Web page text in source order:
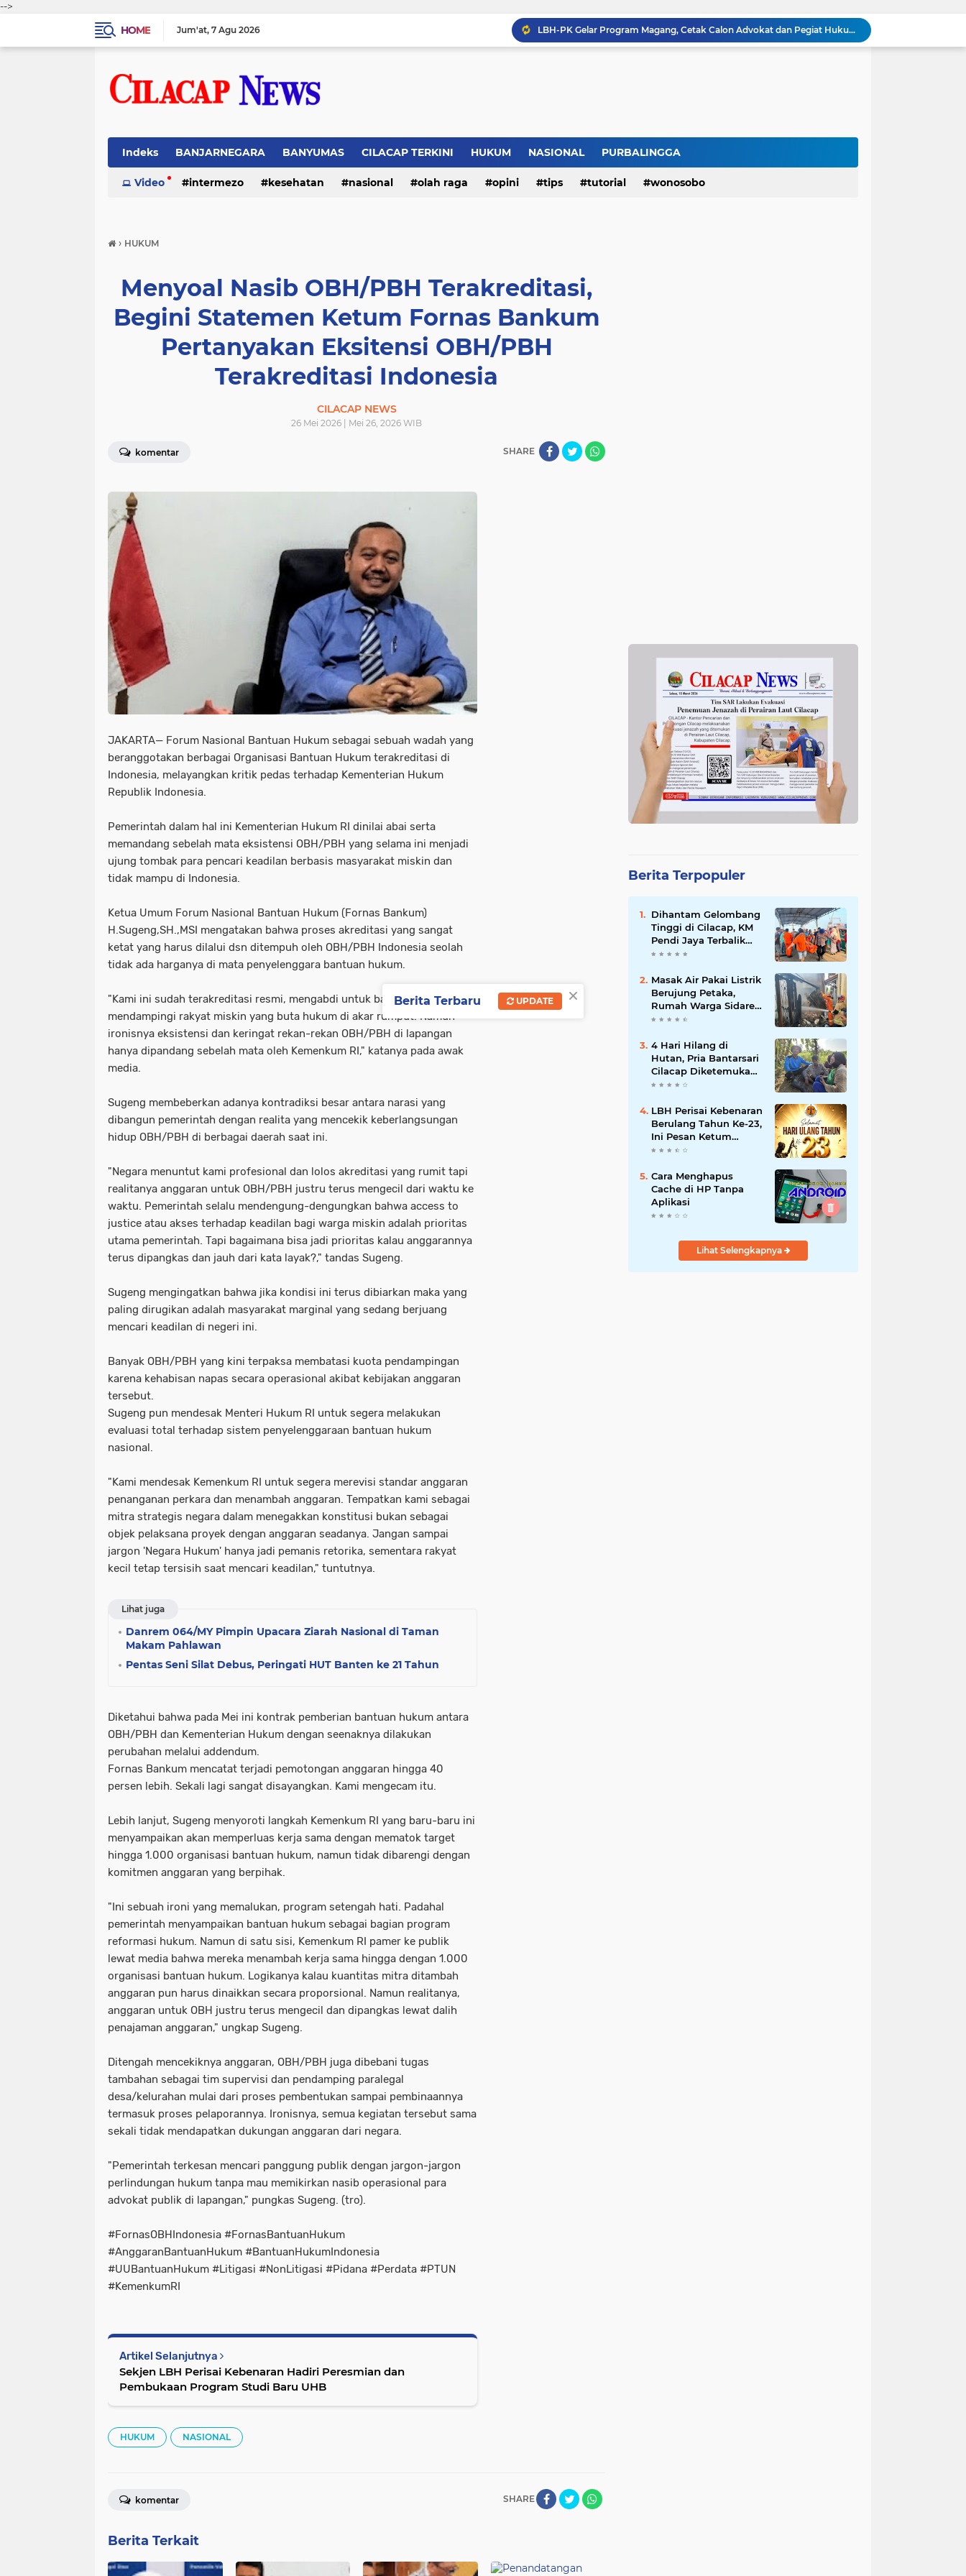
-->
HOME
Jum'at 7 Agu 2026
LBH Perisai Kebenaran Terima Mahasiswa Magang Konvensional
Hartomo,SH.,MH Paparkan Materi Prosedur dan Alur Pelaporan Pidana dan Perdata
LBH Perisai Kebenaran Kirim 7 Advokat Senior Dalam Diklat Paralegal Posbankumdeskel Angkatan IX
Indeks BANJARNEGARA BANYUMAS CILACAP TERKINI HUKUM NASIONAL PURBALINGGA
Video intermezo kesehatan nasional olah raga opini tips tutorial wonosobo
› HUKUM
Menyoal Nasib OBH/PBH Terakreditasi,
Begini Statemen Ketum Fornas Bankum
Pertanyakan Eksitensi OBH/PBH
Terakreditasi Indonesia
CILACAP NEWS
26 Mei 2026 | Mei 26, 2026 WIB
komentar SHARE
JAKARTA— Forum Nasional Bantuan Hukum sebagai sebuah wadah yang
beranggotakan berbagai Organisasi Bantuan Hukum terakreditasi di
Indonesia, melayangkan kritik pedas terhadap Kementerian Hukum
Republik Indonesia.
Pemerintah dalam hal ini Kementerian Hukum RI dinilai abai serta
memandang sebelah mata eksistensi OBH/PBH yang selama ini menjadi
ujung tombak para pencari keadilan berbasis masyarakat miskin dan
tidak mampu di Indonesia.
Ketua Umum Forum Nasional Bantuan Hukum (Fornas Bankum)
H.Sugeng,SH.,MSI mengatakan bahwa proses akreditasi yang sangat
ketat yang harus dilalui dsn ditempuh oleh OBH/PBH Indonesia seolah
tidak ada harganya di mata penyelenggara bantuan hukum.
"Kami ini sudah terakreditasi resmi, mengabdi untuk bangsa, negara, dan
mendampingi rakyat miskin yang buta hukum di akar rumput. Namun
ironisnya eksistensi dan keringat rekan-rekan OBH/PBH di lapangan
hanya dipandang sebelah mata oleh Kemenkum RI," katanya pada awak
media.
Sugeng membeberkan adanya kontradiksi besar antara narasi yang
dibangun pemerintah dengan realita yang mencekik keberlangsungan
hidup OBH/PBH di berbagai daerah saat ini.
​"Negara menuntut kami profesional dan lolos akreditasi yang rumit tapi
realitanya anggaran untuk OBH/PBH justru terus mengecil dari waktu ke
waktu. Pemerintah selalu mendengung-dengungkan bahwa access to
justice atau akses terhadap keadilan bagi warga miskin adalah prioritas
utama pemerintah. Tapi bagaimana bisa jadi prioritas kalau anggarannya
terus dipangkas dan jauh dari kata layak?," tandas Sugeng.
Sugeng mengingatkan bahwa jika kondisi ini terus dibiarkan maka yang
paling dirugikan adalah masyarakat marginal yang sedang berjuang
mencari keadilan di negeri ini.
Banyak OBH/PBH yang kini terpaksa membatasi kuota pendampingan
karena kehabisan napas secara operasional akibat kebijakan anggaran
tersebut.
Sugeng pun mendesak Menteri Hukum RI untuk segera melakukan
evaluasi total terhadap sistem penyelenggaraan bantuan hukum
nasional.
​"Kami mendesak Kemenkum RI untuk segera merevisi standar anggaran
penanganan perkara dan menambah anggaran. Tempatkan kami sebagai
mitra strategis negara dalam menegakkan konstitusi bukan sebagai
objek pelaksana proyek dengan anggaran seadanya. Jangan sampai
jargon 'Negara Hukum' hanya jadi pemanis retorika, sementara rakyat
kecil tetap tersisih saat mencari keadilan," tuntutnya.
Lihat juga
Danrem 064/MY Pimpin Upacara Ziarah Nasional di Taman
Makam Pahlawan
Pentas Seni Silat Debus, Peringati HUT Banten ke 21 Tahun
Diketahui bahwa pada Mei ini kontrak pemberian bantuan hukum antara
OBH/PBH dan Kementerian Hukum dengan seenaknya dilakukan
perubahan melalui addendum.
Fornas Bankum mencatat terjadi pemotongan anggaran hingga 40
persen lebih. Sekali lagi sangat disayangkan. Kami mengecam itu.
Lebih lanjut, Sugeng menyoroti langkah Kemenkum RI yang baru-baru ini
menyampaikan akan memperluas kerja sama dengan mematok target
hingga 1.000 organisasi bantuan hukum, namun tidak dibarengi dengan
komitmen anggaran yang berpihak.
​"Ini sebuah ironi yang memalukan, program setengah hati. Padahal
pemerintah menyampaikan bantuan hukum sebagai bagian program
reformasi hukum. Namun di satu sisi, Kemenkum RI pamer ke publik
lewat media bahwa mereka menambah kerja sama hingga dengan 1.000
organisasi bantuan hukum. Logikanya kalau kuantitas mitra ditambah
anggaran pun harus dinaikkan secara proporsional. Namun realitanya,
anggaran untuk OBH justru terus mengecil dan dipangkas lewat dalih
penajaman anggaran," ungkap Sugeng.
Ditengah mencekiknya anggaran, OBH/PBH juga dibebani tugas
tambahan sebagai tim supervisi dan pendamping paralegal
desa/kelurahan mulai dari proses pembentukan sampai pembinaannya
termasuk proses pelaporannya. Ironisnya, semua kegiatan tersebut sama
sekali tidak mendapatkan dukungan anggaran dari negara.
​"Pemerintah terkesan mencari panggung publik dengan jargon-jargon
perlindungan hukum tanpa mau memikirkan nasib operasional para
advokat publik di lapangan," pungkas Sugeng. (tro).
#FornasOBHIndonesia #FornasBantuanHukum
#AnggaranBantuanHukum #BantuanHukumIndonesia
#UUBantuanHukum #Litigasi #NonLitigasi #Pidana #Perdata #PTUN
#KemenkumRI
Artikel Selanjutnya
Sekjen LBH Perisai Kebenaran Hadiri Peresmian dan
Pembukaan Program Studi Baru UHB
HUKUM NASIONAL
SHARE
komentar
Berita Terkait
Berita Terpopuler
Dihantam Gelombang
Tinggi di Cilacap, KM
Pendi Jaya Terbalik
dan Tewaskan 2 ABK
Masak Air Pakai Listrik
Berujung Petaka,
Rumah Warga Sidareja
Cilacap Hangus
4 Hari Hilang di
Hutan, Pria Bantarsari
Cilacap Diketemukan
Selamat
LBH Perisai Kebenaran
Berulang Tahun Ke-23,
Ini Pesan Ketum
H.Sugeng,SH.,MSI
Cara Menghapus
Cache di HP Tanpa
Aplikasi
Lihat Selengkapnya
×
Berita Terbaru UPDATE